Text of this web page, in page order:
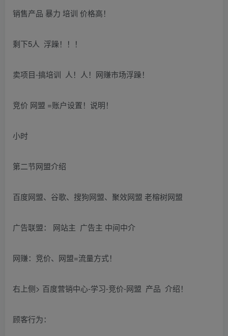
销售产品 暴力 培训 价格高！
剩下5人 浮躁！！！
卖项目-搞培训 人！人！网赚市场浮躁！
竞价 网盟 =账户设置！说明！
小时
第二节网盟介绍
百度网盟、谷歌、搜狗网盟、聚效网盟 老榕树网盟
广告联盟： 网站主 广告主 中间中介
网赚：竞价、网盟=流量方式！
右上侧> 百度营销中心-学习-竞价-网盟 产品 介绍！
顾客行为：